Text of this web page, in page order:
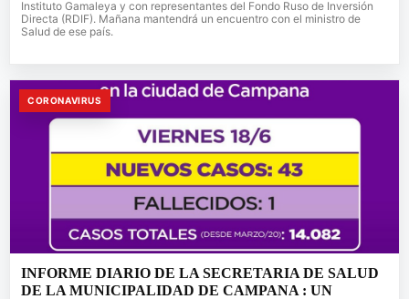
Instituto Gamaleya y con representantes del Fondo Ruso de Inversión
Directa (RDIF). Mañana mantendrá un encuentro con el ministro de
Salud de ese país.
CORONAVIRUS
INFORME DIARIO DE LA SECRETARIA DE SALUD
DE LA MUNICIPALIDAD DE CAMPANA : UN